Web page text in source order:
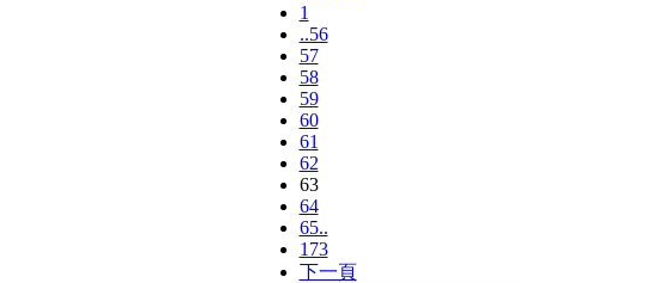
1
..56
57
58
59
60
61
62
63
64
65..
173
下一頁